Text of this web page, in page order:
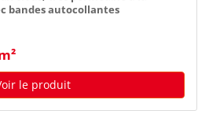
bandes autocollantes
le produit